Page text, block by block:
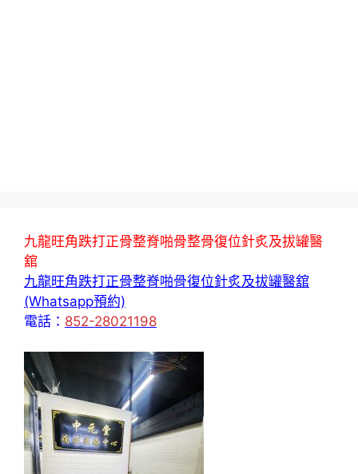
九龍旺角跌打正骨整脊啪骨整骨復位針炙及拔罐醫
舘
九龍旺角跌打正骨整脊啪骨復位針炙及拔罐醫舘
(Whatsapp預約)
電話： 852-28021198